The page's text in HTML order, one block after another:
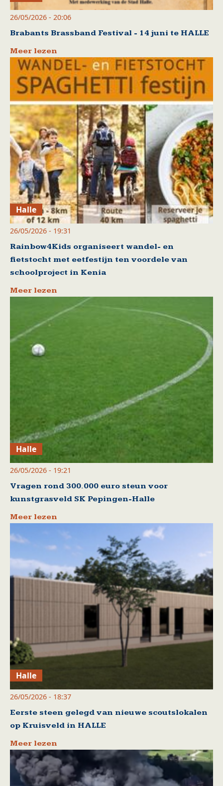
26/05/2026 - 20:06
Brabants Brassband Festival - 14 juni te HALLE
Meer lezen
Halle
26/05/2026 - 19:31
Rainbow4Kids organiseert wandel- en
fietstocht met eetfestijn ten voordele van
schoolproject in Kenia
Meer lezen
Halle
26/05/2026 - 19:21
Vragen rond 300.000 euro steun voor
kunstgrasveld SK Pepingen-Halle
Meer lezen
Halle
26/05/2026 - 18:37
Eerste steen gelegd van nieuwe scoutslokalen
op Kruisveld in HALLE
Meer lezen